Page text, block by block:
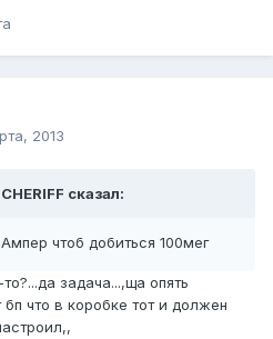
2013
сказал:
чтоб добиться 100мег
задача...,ща опять
что в коробке тот и должен